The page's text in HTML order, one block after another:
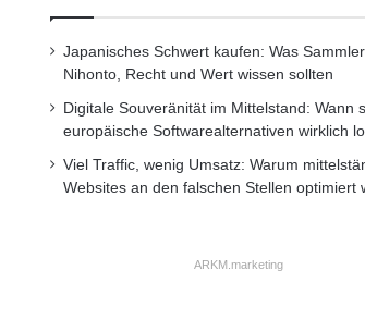
Japanisches Schwert kaufen: Was
Nihonto, Recht und Wert wissen sollten
Digitale Souveränität im Mittelstand: Wann
europäische Softwarealternativen wirklich
Viel Traffic, wenig Umsatz: Warum
Websites an den falschen Stellen optimiert
ARKM.marketing